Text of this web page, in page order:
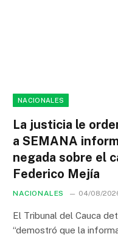
NACIONALES
La justicia le
a SEMANA
negada sobre el
Federico Mejía
NACIONALES 04/08/
El Tribunal del Cauca
“demostró que la